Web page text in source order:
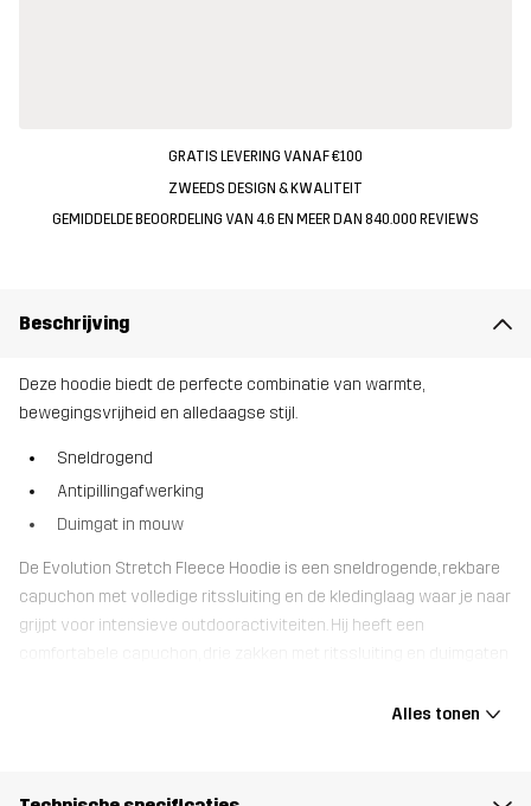
GRATIS LEVERING VANAF €100
ZWEEDS DESIGN & KWALITEIT
GEMIDDELDE BEOORDELING VAN 4.6 EN MEER DAN 840.000 REVIEWS
Beschrijving
Deze hoodie biedt de perfecte combinatie van warmte,
bewegingsvrijheid en alledaagse stijl.
Sneldrogend
Antipillingafwerking
Duimgat in mouw
De Evolution Stretch Fleece Hoodie is een sneldrogende, rekbare
capuchon met volledige ritssluiting en de kledinglaag waar je naar
grijpt voor intensieve outdooractiviteiten. Hij heeft een
heeft een antipillingafwerking. De Evolution Stretch Fleece Hoodie
kan worden.
Alles tonen